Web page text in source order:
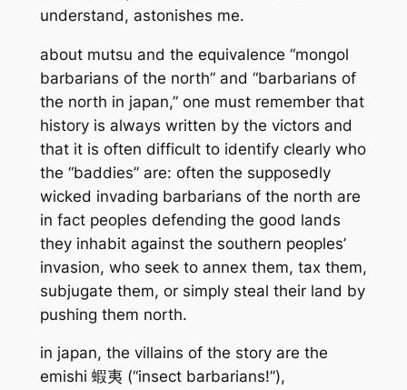
understand, astonishes me.
about mutsu and the equivalence “mongol
barbarians of the north” and “barbarians of
the north in japan,” one must remember that
history is always written by the victors and
that it is often difficult to identify clearly who
the “baddies” are: often the supposedly
wicked invading barbarians of the north are
in fact peoples defending the good lands
they inhabit against the southern peoples’
invasion, who seek to annex them, tax them,
subjugate them, or simply steal their land by
pushing them north.
in japan, the villains of the story are the
emishi 蝦夷 (“insect barbarians!”),